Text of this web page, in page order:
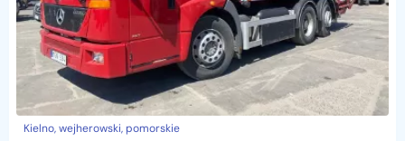
Kielno, wejherowski, pomorskie